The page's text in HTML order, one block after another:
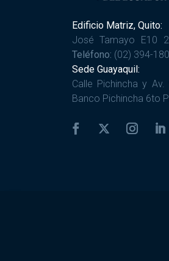
Edificio Matriz, Quito:
José Tamayo E10
Teléfono: (02) 394-
Sede Guayaquil:
Calle Pichincha y
Banco Pichincha 6to